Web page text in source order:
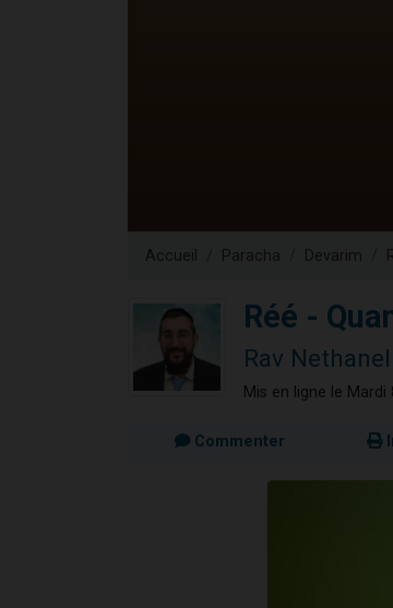
Accueil Paracha Devarim
Réé -
Rav Nethanel
Mis en ligne le
Commenter